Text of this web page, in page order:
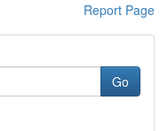
Report Page
Go